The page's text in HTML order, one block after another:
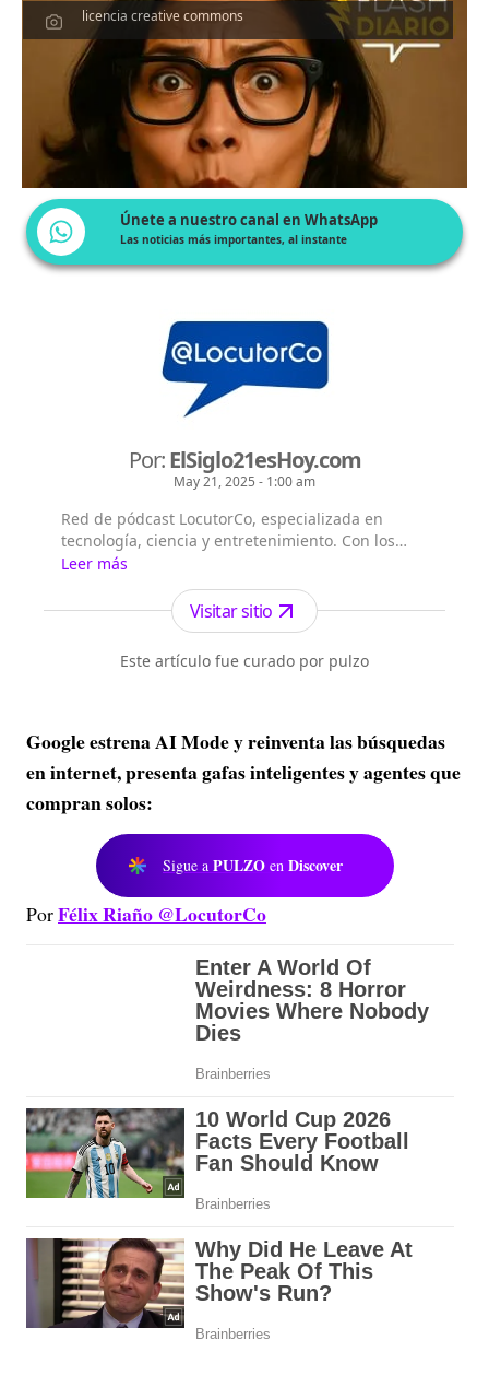
licencia creative commons
Únete a nuestro canal en WhatsApp
Las noticias más importantes, al instante
Por:ElSiglo21esHoy.com
May 21, 2025 - 1:00 am
Red de pódcast LocutorCo, especializada en
tecnología, ciencia y entretenimiento. Con los
siguientes títulos pódcast: - El Siglo 21 es Hoy -
Flash Diario - Lecturas Misteriosas - EntreVistas
Leer más
Visitar sitio
Este artículo fue curado por pulzo
Google estrena AI Mode y reinventa las búsquedas
en internet, presenta gafas inteligentes y agentes que
compran solos:
Sigue a PULZO en Discover
PorFélix Riaño @LocutorCo